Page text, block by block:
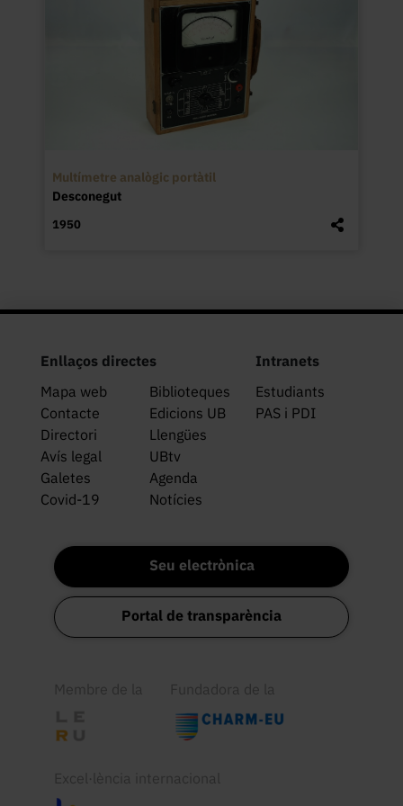
Multímetre analògic portàtil
Desconegut
1950
Enllaços directes
Mapa web
Biblioteques
Contacte
Edicions UB
Directori
Llengües
Avís legal
UBtv
Galetes
Agenda
Covid-19
Notícies
Intranets
Estudiants
PAS i PDI
Seu electrònica
Portal de transparència
Membre de la Fundadora de la
Excel·lència internacional